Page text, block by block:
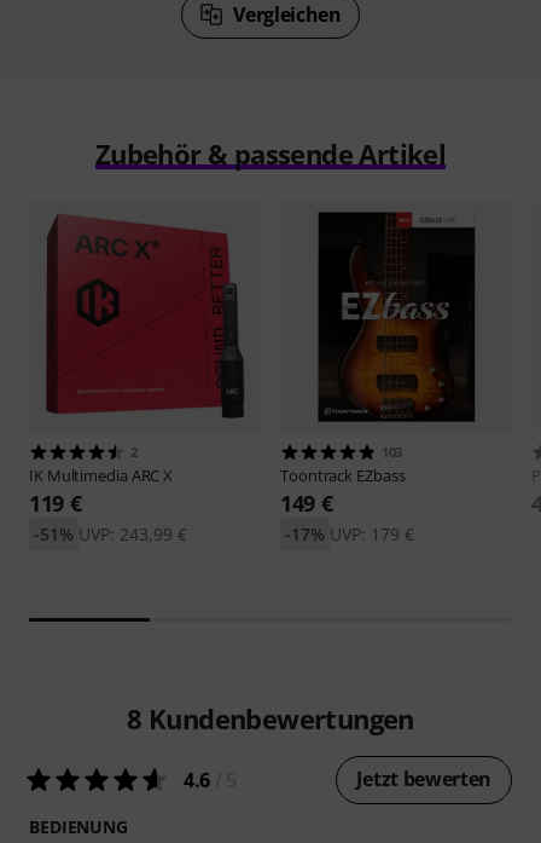
Vergleichen
Zubehör & passende Artikel
2
IK Multimedia ARC X
119 €
UVP: 243,99 €
-51%
103
Toontrack EZbass
149 €
UVP: 179 €
-17%
8 Kundenbewertungen
4.6 Jetzt bewerten
BEDIENUNG